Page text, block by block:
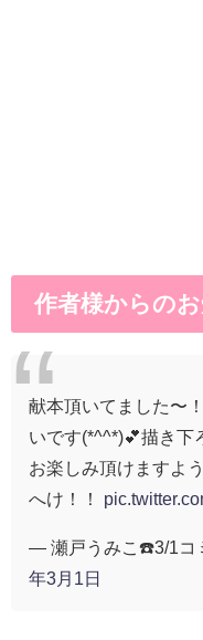
作者様からの
献本頂いてました〜
いです(*^^*)💕描き下
お楽しみ頂けますよう
へけ！！
— 瀬戸うみこ☎️3/1コ
年3月1日